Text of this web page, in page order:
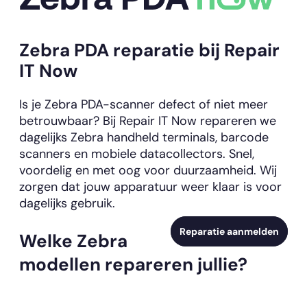
Zebra PDA reparatie bij Repair
IT Now
Is je Zebra PDA-scanner defect of niet meer
betrouwbaar? Bij Repair IT Now repareren we
dagelijks Zebra handheld terminals, barcode
scanners en mobiele datacollectors. Snel,
voordelig en met oog voor duurzaamheid. Wij
zorgen dat jouw apparatuur weer klaar is voor
dagelijks gebruik.
Reparatie aanmelden
Welke Zebra
modellen repareren jullie?